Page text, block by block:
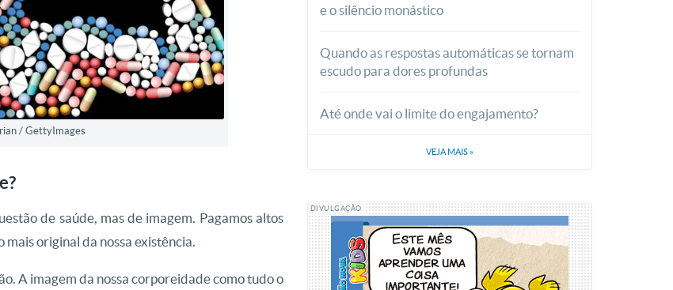
/ GettyImages
de saúde, mas de imagem. Pagamos altos
original da nossa existência.
A imagem da nossa corporeidade como tudo o
e o silêncio monástico
Quando as respostas automáticas se tornam
escudo para dores profundas
Até onde vai o limite do engajamento?
VEJA MAIS »
DIVULGAÇÃO